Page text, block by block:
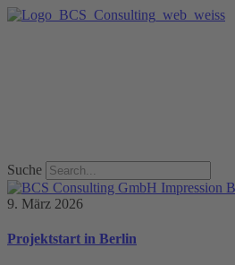
Suche
9. März 2026
Projektstart in Berlin